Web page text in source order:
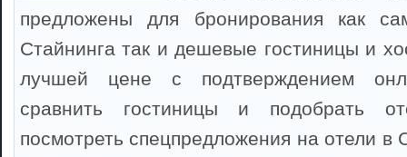
предложены для бронирования как
Стайнинга так и дешевые гостиницы и
лучшей цене с подтверждением
сравнить гостиницы и подобрать
посмотреть спецпредложения на отели в